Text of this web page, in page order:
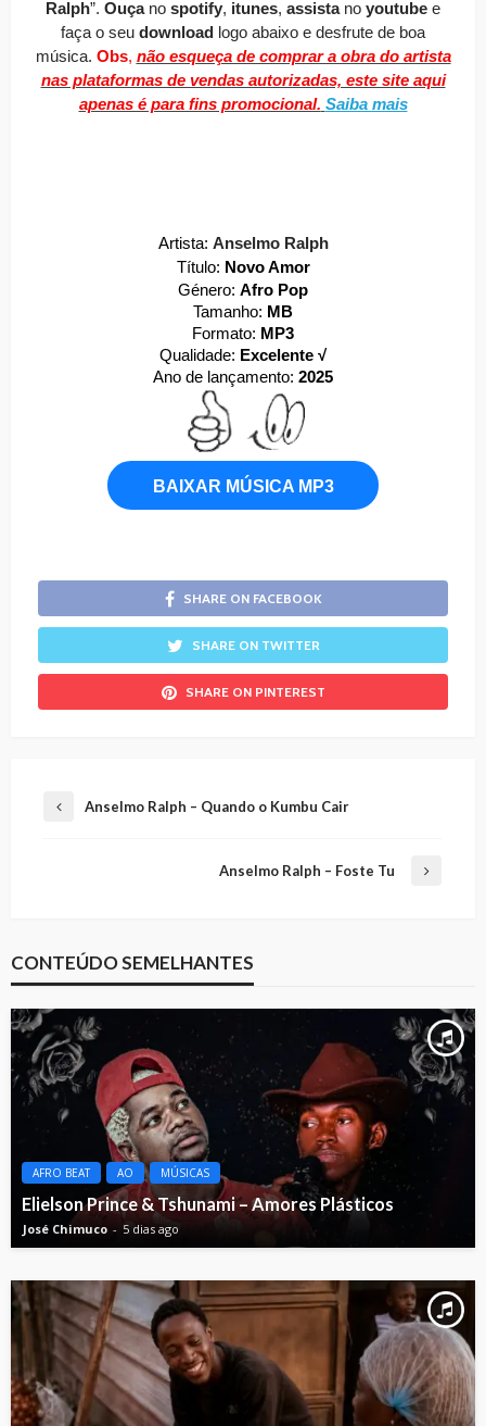
Ralph”. Ouçano spotify, itunes, assistano youtube e
faça o seu download logo abaixo e desfrute de boa
música. Obs, não esqueça de comprar a obra do artista
nas plataformas de vendas autorizadas, este site aqui
apenas é para fins promocional. Saiba mais
Artista: Anselmo Ralph
Título: Novo Amor
Género: Afro Pop
Tamanho: MB
Formato: MP3
Qualidade: Excelente √
Ano de lançamento: 2025
BAIXAR MÚSICA MP3
SHARE ON FACEBOOK
SHARE ON TWITTER
SHARE ON PINTEREST
Anselmo Ralph – Quando o Kumbu Cair
Anselmo Ralph – Foste Tu
CONTEÚDO SEMELHANTES
AFRO BEAT AO MÚSICAS
Elielson Prince & Tshunami – Amores Plásticos
José Chimuco 5 dias ago